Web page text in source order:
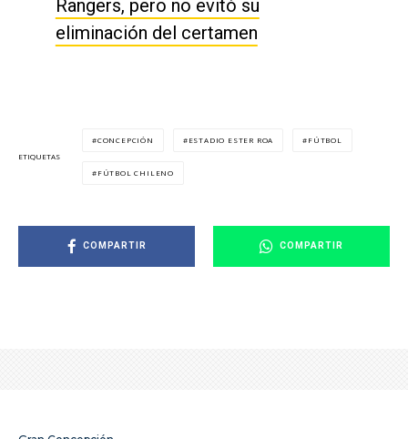
Rangers, pero no evitó su
eliminación del certamen
ETIQUETAS
CONCEPCIÓN ESTADIO ESTER ROA FÚTBOL
FÚTBOL CHILENO
COMPARTIR COMPARTIR